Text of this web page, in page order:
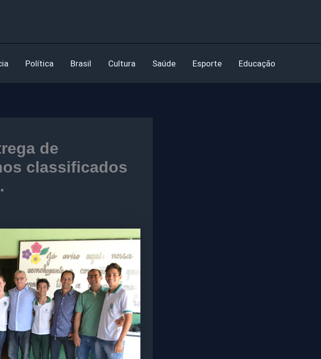
Política Brasil Cultura Saúde Esporte Educação
de
classificados